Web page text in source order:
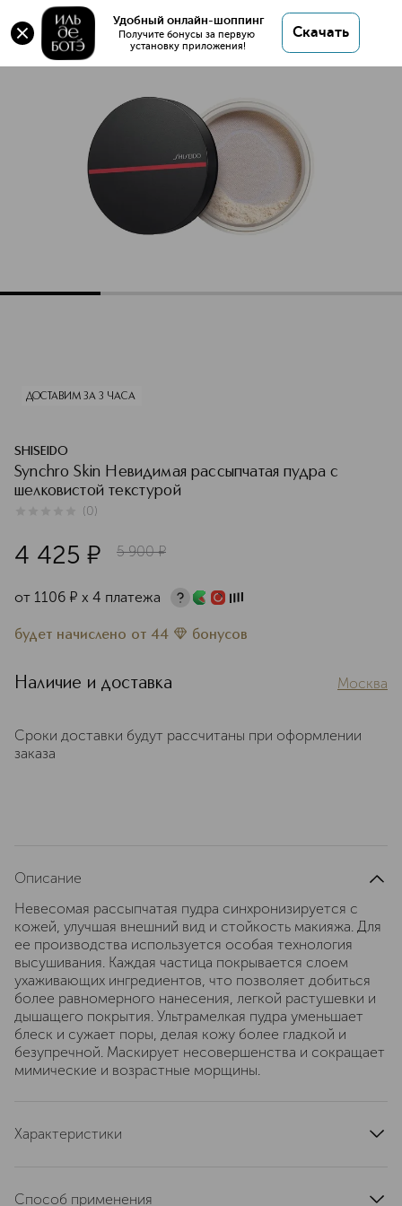
Удобный онлайн-шоппинг
Получите бонусы за первую
установку приложения!
Скачать
Оригинал 💯 Synchro Skin Невидимая
рассыпчатая пудра с шелковистой текстурой
купить в интернет магазине ИЛЬ ДЕ БОТЭ с
доставкой.
Synchro Skin Невидимая рассыпчатая пудра с
Описание
Характеристики
ДОСТАВИМ ЗА 3 ЧАСА
SHISEIDO
Synchro Skin Невидимая рассыпчатая пудра с
шелковистой текстурой
(0)
4 425 ¤ 5 900 ¤
от 1106 ¤ х 4 платежа
будет начислено от 44 бонусов
Наличие и доставка Москва
Сроки доставки будут рассчитаны при оформлении
заказа
Описание
Невесомая рассыпчатая пудра синхронизируется с
кожей, улучшая внешний вид и стойкость макияжа. Для
ее производства используется особая технология
высушивания. Каждая частица покрывается слоем
ухаживающих ингредиентов, что позволяет добиться
более равномерного нанесения, легкой растушевки и
дышащего покрытия. Ультрамелкая пудра уменьшает
блеск и сужает поры, делая кожу более гладкой и
безупречной. Маскирует несовершенства и сокращает
мимические и возрастные морщины.
Характеристики
тип продукта
Способ применения